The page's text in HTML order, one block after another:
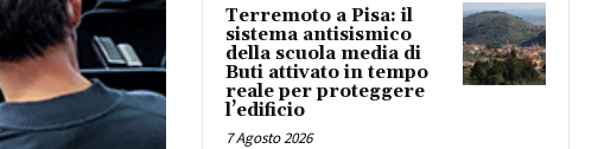
Terremoto a Pisa: il
sistema antisismico
della scuola media di
Buti attivato in tempo
reale per proteggere
l’edificio
7 Agosto 2026